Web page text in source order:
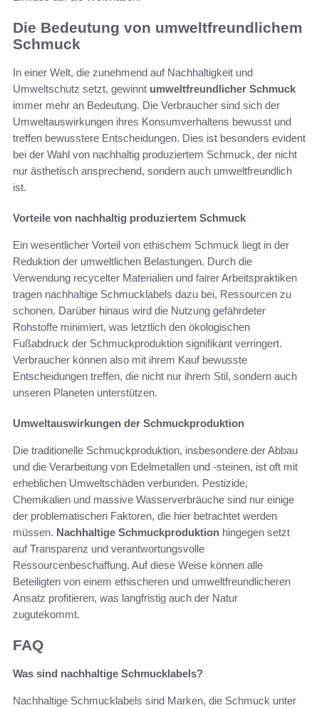
Die Bedeutung von umweltfreundlichem
Schmuck
In einer Welt, die zunehmend auf Nachhaltigkeit und
Umweltschutz setzt, gewinnt umweltfreundlicher Schmuck
immer mehr an Bedeutung. Die Verbraucher sind sich der
Umweltauswirkungen ihres Konsumverhaltens bewusst und
treffen bewusstere Entscheidungen. Dies ist besonders evident
bei der Wahl von nachhaltig produziertem Schmuck, der nicht
nur ästhetisch ansprechend, sondern auch umweltfreundlich
ist.
Vorteile von nachhaltig produziertem Schmuck
Ein wesentlicher Vorteil von ethischem Schmuck liegt in der
Reduktion der umweltlichen Belastungen. Durch die
Verwendung recycelter Materialien und fairer Arbeitspraktiken
tragen nachhaltige Schmucklabels dazu bei, Ressourcen zu
schonen. Darüber hinaus wird die Nutzung gefährdeter
Rohstoffe minimiert, was letztlich den ökologischen
Fußabdruck der Schmuckproduktion signifikant verringert.
Verbraucher können also mit ihrem Kauf bewusste
Entscheidungen treffen, die nicht nur ihrem Stil, sondern auch
unseren Planeten unterstützen.
Umweltauswirkungen der Schmuckproduktion
Die traditionelle Schmuckproduktion, insbesondere der Abbau
und die Verarbeitung von Edelmetallen und -steinen, ist oft mit
erheblichen Umweltschäden verbunden. Pestizide,
Chemikalien und massive Wasserverbräuche sind nur einige
der problematischen Faktoren, die hier betrachtet werden
müssen. Nachhaltige Schmuckproduktion hingegen setzt
auf Transparenz und verantwortungsvolle
Ressourcenbeschaffung. Auf diese Weise können alle
Beteiligten von einem ethischeren und umweltfreundlicheren
Ansatz profitieren, was langfristig auch der Natur
zugutekommt.
FAQ
Was sind nachhaltige Schmucklabels?
Nachhaltige Schmucklabels sind Marken, die Schmuck unter